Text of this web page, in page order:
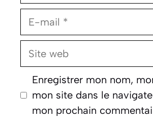
E-
Site
Enregistrer mon nom,
mon site dans le
mon prochain